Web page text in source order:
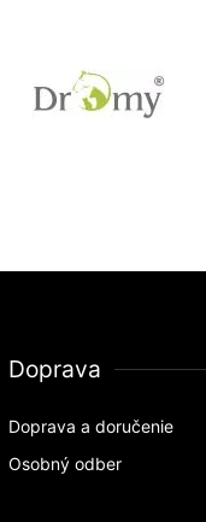
Doprava
Doprava a doručenie
Osobný odber